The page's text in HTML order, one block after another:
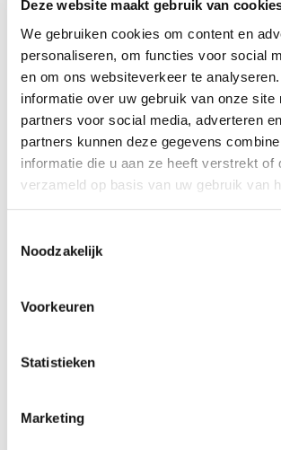
Deze website maakt gebruik van
We gebruiken cookies om content en
personaliseren, om functies voor social
en om ons websiteverkeer te
informatie over uw gebruik van onze site
partners voor social media, adverteren
partners kunnen deze gegevens
informatie die u aan ze heeft verstrekt of
verzameld op basis van uw gebruik van
Noodzakelijk
Voorkeuren
Statistieken
Marketing
Binnen 1 – 3 werkdagen geleverd
Veilig betalen
Gratis verzending boven de €50,00 in
Zweeds design
Productinformatie
Perfect voor de barbecue en
KORG gewoon in de vaatwasser kan.
pannen van Vargen & Thor, zoals